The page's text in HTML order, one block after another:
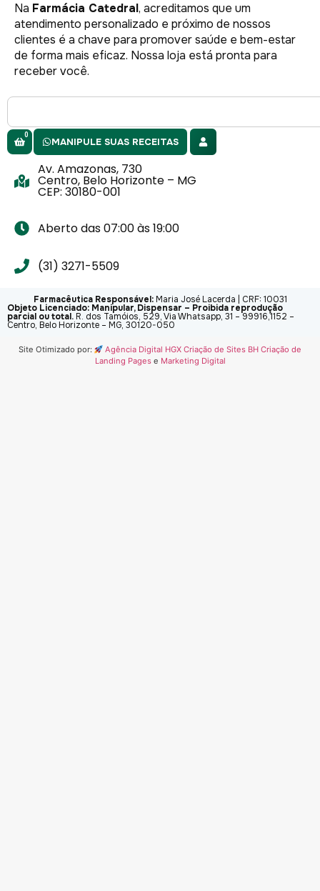
Na Farmácia Catedral, acreditamos que um
atendimento personalizado e próximo de nossos
clientes é a chave para promover saúde e bem-estar
de forma mais eficaz. Nossa loja está pronta para
receber você.
MANIPULE SUAS RECEITAS
0
Av. Amazonas, 730
Centro, Belo Horizonte – MG
CEP: 30180-001
Aberto das 07:00 às 19:00
(31) 3271-5509
Farmacêutica Responsável: Maria José Lacerda | CRF: 10031
Objeto Licenciado: Manipular, Dispensar – Proibida reprodução
parcial ou total. R. dos Tamóios, 529, Via Whatsapp, 31 – 99916,1152 –
Centro, Belo Horizonte – MG, 30120-050
Site Otimizado por: Agência Digital HGX Criação de Sites BH Criação de
Landing Pagese Marketing Digital